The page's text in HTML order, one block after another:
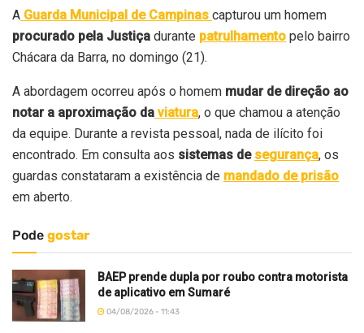
A Guarda Municipal de Campinas capturou um homem
procurado pela Justiça durante patrulhamento pelo bairro
Chácara da Barra, no domingo (21).
A abordagem ocorreu após o homem mudar de direção ao
notar a aproximação da viatura, o que chamou a atenção
da equipe. Durante a revista pessoal, nada de ilícito foi
encontrado. Em consulta aos sistemas de segurança, os
guardas constataram a existência de mandado de prisão
em aberto.
Pode gostar
BAEP prende dupla por roubo contra motorista
de aplicativo em Sumaré
04/08/2026 - 11:43